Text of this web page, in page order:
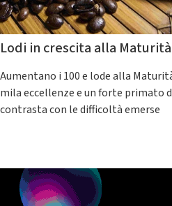
Lodi in crescita alla Maturità
Aumentano i 100 e lode alla
mila eccellenze e un forte primato
contrasta con le difficoltà emerse